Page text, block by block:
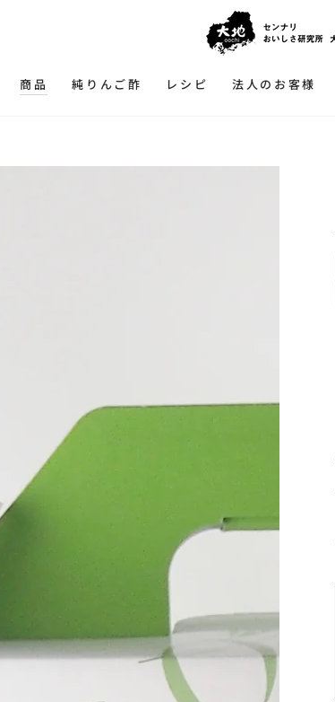
商品 純りんご酢 レシピ 法人のお客様
モ
を
開